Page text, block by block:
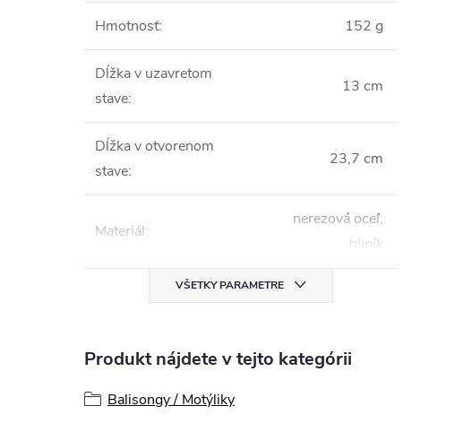
Hmotnosť: 152 g
Dĺžka v uzavretom
stave:
13 cm
Dĺžka v otvorenom
stave:
23,7 cm
Materiál:
nerezová oceľ,
hliník
VŠETKY PARAMETRE
Produkt nájdete v tejto kategórii
Balisongy / Motýliky